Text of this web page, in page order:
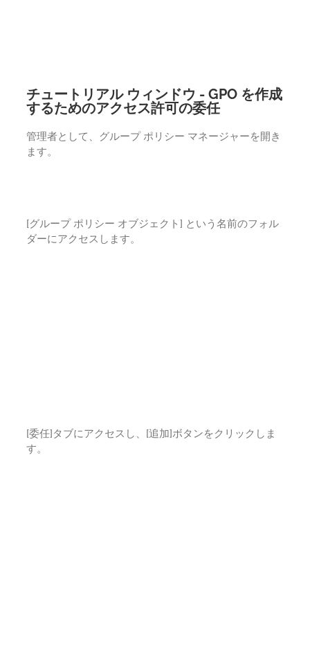
チュートリアル ウィンドウ - GPO を作成
するためのアクセス許可の委任
管理者として、グループ ポリシー マネージャーを開き
ます。
[グループ ポリシー オブジェクト] という名前のフォル
ダーにアクセスします。
[委任]タブにアクセスし、[追加]ボタンをクリックしま
す。